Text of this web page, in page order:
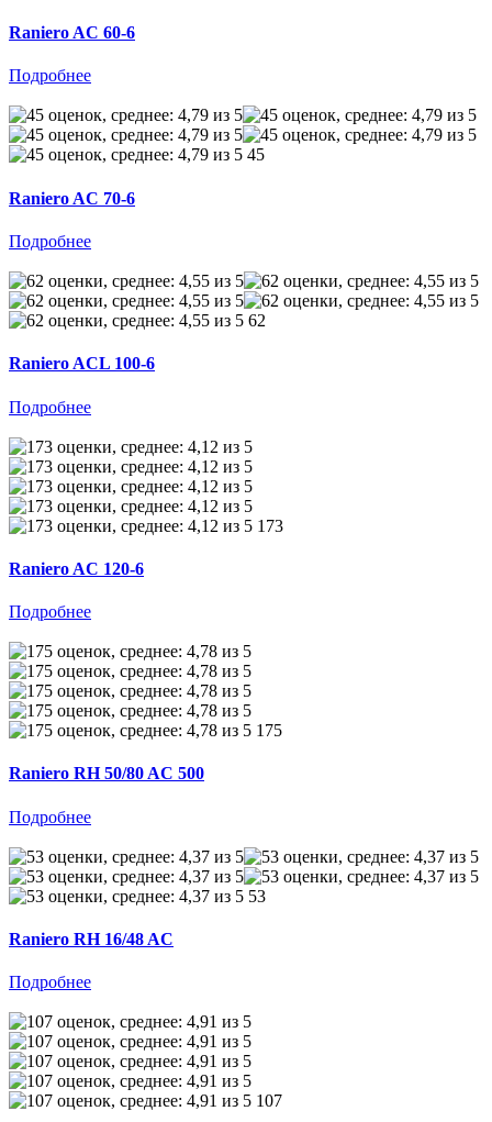
Raniero AC 60-6
Подробнее
45
Raniero AC 70-6
Подробнее
62
Raniero ACL 100-6
Подробнее
173
Raniero AC 120-6
Подробнее
175
Raniero RH 50/80 AC 500
Подробнее
53
Raniero RH 16/48 AC
Подробнее
107